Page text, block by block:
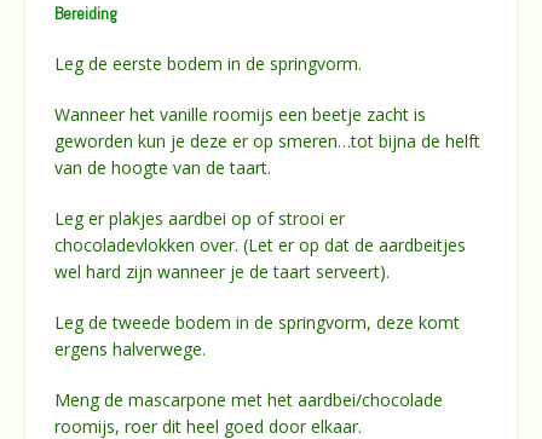
Bereiding
Leg de eerste bodem in de springvorm.
Wanneer het vanille roomijs een beetje zacht is
geworden kun je deze er op smeren…tot bijna de helft
van de hoogte van de taart.
Leg er plakjes aardbei op of strooi er
chocoladevlokken over. (Let er op dat de aardbeitjes
wel hard zijn wanneer je de taart serveert).
Leg de tweede bodem in de springvorm, deze komt
ergens halverwege.
Meng de mascarpone met het aardbei/chocolade
roomijs, roer dit heel goed door elkaar.